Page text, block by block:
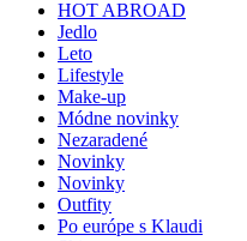
HOT ABROAD
Jedlo
Leto
Lifestyle
Make-up
Módne novinky
Nezaradené
Novinky
Novinky
Outfity
Po európe s Klaudi